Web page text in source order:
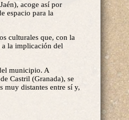
acoge así por
espacio para la
culturales que, con la
a la implicación del
municipio. A
Castril (Granada), se
muy distantes entre sí y,